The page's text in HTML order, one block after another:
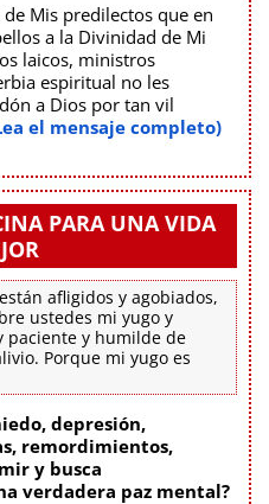
Mis predilectos que en
a la Divinidad de Mi
laicos, ministros
espiritual no les
a Dios por tan vil
el mensaje completo)
PARA UNA VIDA
afligidos y agobiados,
ustedes mi yugo y
paciente y humilde de
Porque mi yugo es
depresión,
remordimientos,
y busca
verdadera paz mental?